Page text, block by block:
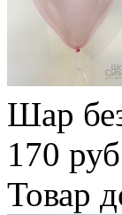
Шар
170
Товар